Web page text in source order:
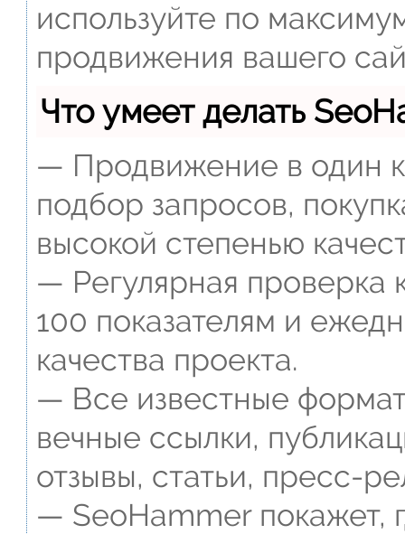
используйте по
продвижения вашего
Что умеет делать
— Продвижение в один
подбор запросов,
высокой степенью
— Регулярная проверка
100 показателям и
качества проекта.
— Все известные
вечные ссылки,
отзывы, статьи, пресс-
— SeoHammer покажет,